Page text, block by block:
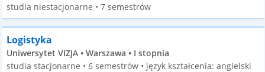
studia niestacjonarne • 7 semestrów
Logistyka
Uniwersytet VIZJA • Warszawa • I stopnia
studia stacjonarne • 6 semestrów • język kształcenia: angielski